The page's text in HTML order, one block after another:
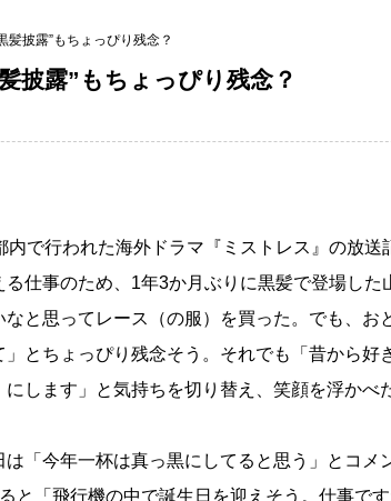
髪披露”もちょっぴり残念？
披露”もちょっぴり残念？
内で行われた海外ドラマ『ミストレス』の放送
仕事のため、1年3か月ぶりに黒髪で登場した
なと思ってレース（の服）を買った。でも、お
とちょっぴり残念そう。それでも「昔から好
します」と気持ちを切り替え、笑顔を浮かべ
「今年一杯は真っ黒にしてると思う」とコメ
と「飛行機の中で誕生日を迎えそう。仕事で